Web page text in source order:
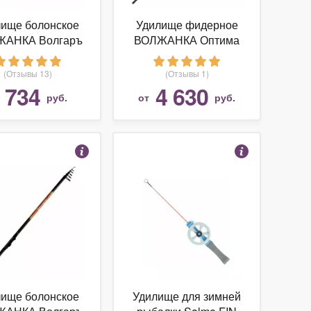
болонское
Волгаръ
кольцами (010-
0081)
(Отзывы 13)
734 руб.
Удилище фидерное
ВОЛЖАНКА Оптима
3.9 м до 120 гр (041-
0014)
(Отзывы 1)
от 4 630 руб.
болонское
Удилище для зимней